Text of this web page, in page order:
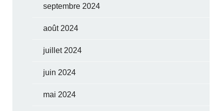
septembre 2024
août 2024
juillet 2024
juin 2024
mai 2024